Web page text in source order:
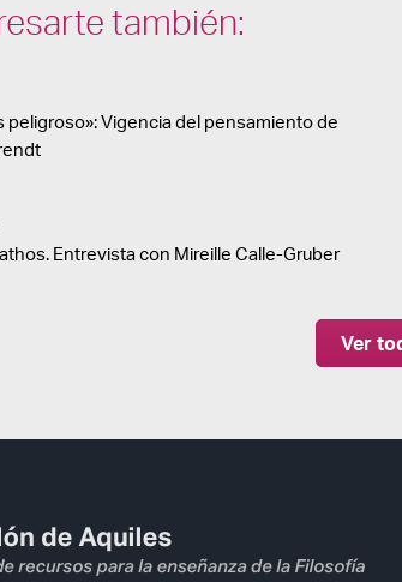
también:
peligroso»: Vigencia del pensamiento de
Entrevista con Mireille Calle-Gruber
Ver